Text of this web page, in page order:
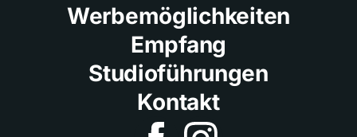
Werbemöglichkeiten
Empfang
Studioführungen
Kontakt